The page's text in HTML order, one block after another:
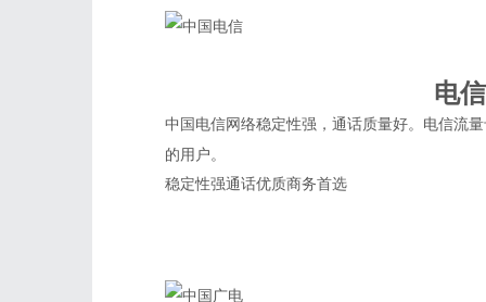
电
中国电信网络稳定性强，通话质量好。电信流
的用户。
稳定性强通话优质商务首选